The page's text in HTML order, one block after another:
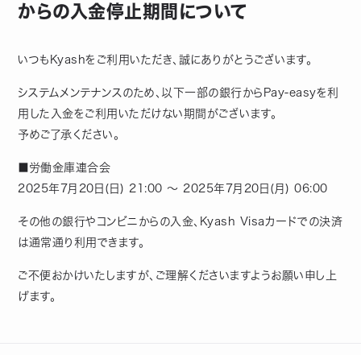
からの入金停止期間について
いつもKyashをご利用いただき、誠にありがとうございます。
システムメンテナンスのため、以下一部の銀行からPay-easyを利
用した入金をご利用いただけない期間がございます。
予めご了承ください。
■労働金庫連合会
2025年7月20日(日) 21:00 ～ 2025年7月20日(月) 06:00
その他の銀行やコンビニからの入金、Kyash Visaカードでの決済
は通常通り利用できます。
ご不便おかけいたしますが、ご理解くださいますようお願い申し上
げます。